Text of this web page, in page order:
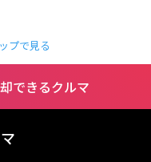
プで見る
できるクルマ